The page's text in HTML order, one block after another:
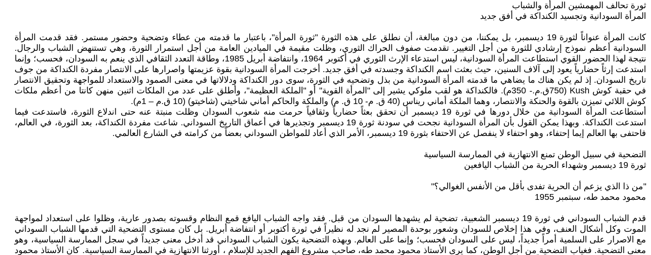
ثورة تحالف المهمشين المرأة والشباب
المرأة السودانية وتجسيد الكنداكة في أفق جديد
كانت المرأة عنواناً لثورة 19 ديسمبر، بل يمكننا، من دون مبالغة، أن نطلق على هذه الثورة "ثورة المرأة"، باعتبار ما قدمته من عطاء وتضحية وحضور مستمر. فقد قدمت المرأة
السودانية أعظم نموذج إرشادي للثورة من أجل التغيير. تقدمت صفوف الحراك الثوري، وظلت مقيمة في الميادين العامة من أجل استمرار الثورة، وهي تستنهض الشباب والرجال.
نتيجة لهذا الحضور القوي استطاعت المرأة السودانية، ليس استدعاء الإرث الثوري في أكتوبر 1964، وانتفاضة أبريل 1985، وطاقة التعدد الثقافي الذي ينعم به السودان، فحسب؛ وإنما
استدعت إرثاً حضارياً يعود إلى آلاف السنين، حيث بعثت اسم الكنداكة وجسدته في أفق جديد. أخرجت المرأة السودانية بقوة عزيمتها واصرارها على الانتصار مفردة الكنداكة من جوف
تاريخ السودان. إذ لم يكن هناك ما يضاهي ما قدمته المرأة السودانية من بذل وتضحيه في الثورة، سوى دور الكنداكة ودلالاتها في معنى الصمود والاستعداد للمواجهة وتحقيق الانتصار
في حقبة كوش Kush (750ق.م.- 350م). فالكنداكة هو لقب ملوكي يشير إلى "المرأة القوية" أو "الملكة العظيمة"، وأطلق على عدد من الملكات اثنين منهن كانتا من أعظم ملكات
كوش اللائي تميزن بالقوة والحنكة والانتصار، وهما الملكة أماني ريناس (40 ق. م- 10 ق. م) والملكة والحاكم أماني شاخيتي (شاخيتو) (10 ق.م – 1م).
أستطاعت المرأة السودانية من خلال دورها في ثورة 19 ديسمبر أن تحقق بعثاً حضارياً وثقافياً حرمت منه شعوب السودان وظلت منبتة عنه حتى اندلاع الثورة، فاستدعت فيما
استدعت الكنداكة. وبهذا يمكن القول بأن المرأة السودانية نجحت في سودنة ثورة 19 ديسمبر وتجذيرها في أعماق التاريخ السوداني. شاعت مفردة الكنداكة، بعد الثورة، في العالم،
فاحتفى بها العالم إيما إحتفاء، وهو احتفاء لا ينفصل عن الاحتفاء بثورة 19 ديسمبر، الأمر الذي أعاد للمواطن السوداني بعضاً من كرامته في الشارع العالمي.
التضحية في سبيل الوطن تمنع الانتهازية في الممارسة السياسية
ثورة 19 ديسمبر وشهداء الحرية من الشباب اليافعين
"من ذا الذي يزعم أن الحرية تفدى بأقل من الأنفس الغوالي؟"
محمود محمد طه، سبتمبر 1955
قدم الشباب السوداني في ثورة 19 ديسمبر الشعبية، تضحية لم يشهدها السودان من قبل. فقد واجه الشباب اليافع قمع النظام وقسوته بصدور عارية، وظلوا على استعداد لمواجهة
الموت وكل أشكال العنف، وفي هذا إخلاص للسودان وشعور بوحدة المصير لم نجد له نظيراً في ثورة أكتوبر أو انتفاضة أبريل. بل كان مستوى التضحية التي قدمها الشباب السوداني
مع الاصرار على السلمية أمراً جديداً، ليس على السودان فحسب؛ وإنما على العالم. وبهذه التضحية يكون الشباب السوداني قد أدخل معنى جديداً في سجل الممارسة السياسية، وهو
معنى التضحية. فغياب التضحية من أجل الوطن، كما يرى الأستاذ محمود محمد طه، صاحب مشروع الفهم الجديد للإسلام ، أورثنا الانتهازية في الممارسة السياسية. كان الأستاذ محمود